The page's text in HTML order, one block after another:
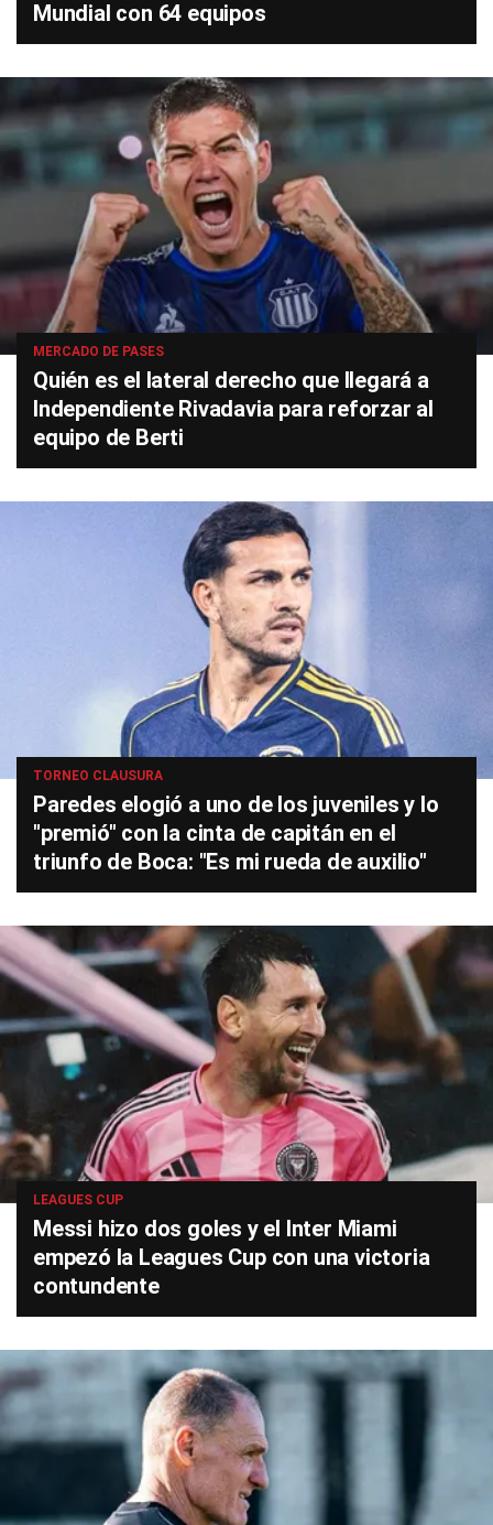
Mundial con 64 equipos
MERCADO DE PASES
Quién es el lateral derecho que llegará a
Independiente Rivadavia para reforzar al
equipo de Berti
TORNEO CLAUSURA
Paredes elogió a uno de los juveniles y lo
"premió" con la cinta de capitán en el
triunfo de Boca: "Es mi rueda de auxilio"
LEAGUES CUP
Messi hizo dos goles y el Inter Miami
empezó la Leagues Cup con una victoria
contundente